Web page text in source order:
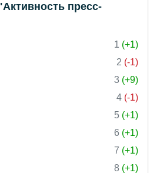
пресс-
1 (+1)
2 (-1)
3 (+9)
4 (-1)
5 (+1)
6 (+1)
7 (+1)
8 (+1)